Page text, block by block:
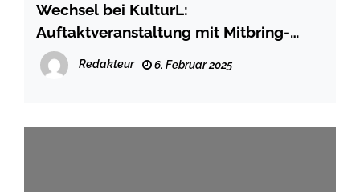
Wechsel bei KulturL:
Auftaktveranstaltung mit Mitbring-
Ausstellung am 15.02.2025
Redakteur 6. Februar 2025